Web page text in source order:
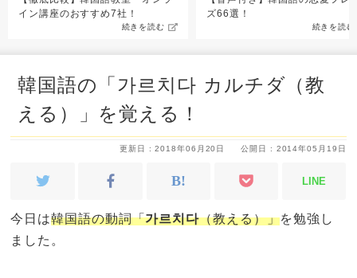
イン講座のおすすめ7社！
続きを読む
ズ66選！
続きを読む
韓国語の「가르치다 カルチダ（教
える）」を覚える！
公開日 : 2014年05月19日
更新日 : 2018年06月20日
LINE
今日は韓国語の動詞「가르치다（教える）」を勉強し
ました。